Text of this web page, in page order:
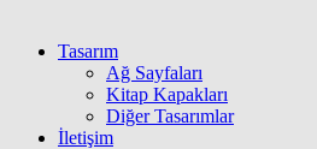
Tasarım
Ağ Sayfaları
Kitap Kapakları
Diğer Tasarımlar
İletişim